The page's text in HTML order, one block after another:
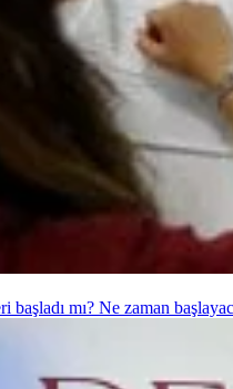
başladı mı? Ne zaman